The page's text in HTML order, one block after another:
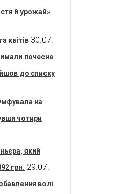
й урожай»
квітів 30.07.
почесне
до списку
на
чотири
який
грн. 29.07.
волі